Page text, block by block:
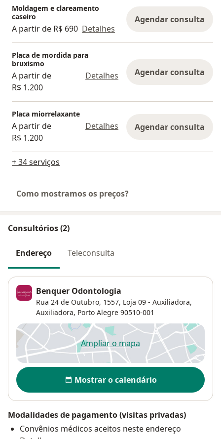
Moldagem e clareamento
caseiro
A partir de R$ 690 Detalhes
Agendar consulta
Placa de mordida para
bruxismo
A partir de
R$ 1.200
Detalhes Agendar consulta
Placa miorrelaxante
A partir de
R$ 1.200
Detalhes Agendar consulta
+ 34 serviços
Como mostramos os preços?
Consultórios (2)
Endereço Teleconsulta
Benquer Odontologia
Rua 24 de Outubro, 1557, Loja 09 - Auxiliadora,
Auxiliadora, Porto Alegre 90510-001
Ampliar o mapaabre num novo separador
Disponibilidade
Mostrar o calendário
Modalidades de pagamento (visitas privadas)
Convênios médicos aceitos neste endereço